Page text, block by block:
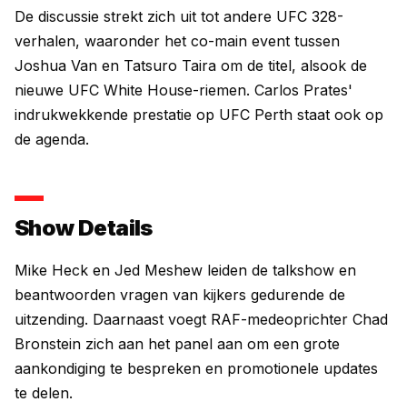
De discussie strekt zich uit tot andere UFC 328-
verhalen, waaronder het co-main event tussen
Joshua Van en Tatsuro Taira om de titel, alsook de
nieuwe UFC White House-riemen. Carlos Prates'
indrukwekkende prestatie op UFC Perth staat ook op
de agenda.
Show Details
Mike Heck en Jed Meshew leiden de talkshow en
beantwoorden vragen van kijkers gedurende de
uitzending. Daarnaast voegt RAF-medeoprichter Chad
Bronstein zich aan het panel aan om een grote
aankondiging te bespreken en promotionele updates
te delen.